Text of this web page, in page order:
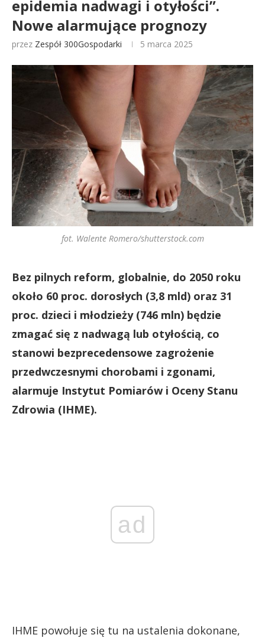
epidemia nadwagi i otyłości”.
Nowe alarmujące prognozy
przez Zespół 300Gospodarki 5 marca 2025
fot. Walente Romero/shutterstock.com
Bez pilnych reform, globalnie, do 2050 roku
około 60 proc. dorosłych (3,8 mld) oraz 31
proc. dzieci i młodzieży (746 mln) będzie
zmagać się z nadwagą lub otyłością, co
stanowi bezprecedensowe zagrożenie
przedwczesnymi chorobami i zgonami,
alarmuje Instytut Pomiarów i Oceny Stanu
Zdrowia (IHME).
ad
IHME powołuje się tu na ustalenia dokonane,